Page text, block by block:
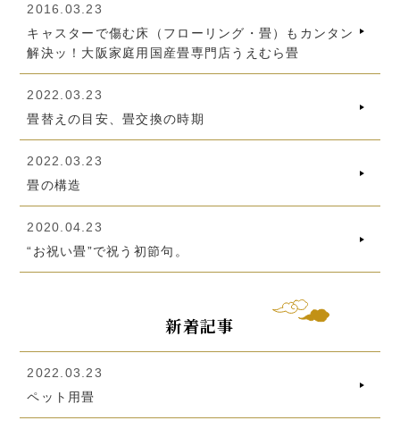
2016.03.23
キャスターで傷む床（フローリング・畳）もカンタン
解決ッ！大阪家庭用国産畳専門店うえむら畳
2022.03.23
畳替えの目安、畳交換の時期
2022.03.23
畳の構造
2020.04.23
“お祝い畳”で祝う初節句。
新着記事
2022.03.23
ペット用畳